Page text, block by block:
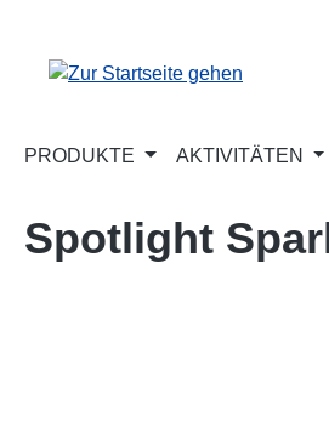
PRODUKTE AKTIVITÄTEN
Spotlight